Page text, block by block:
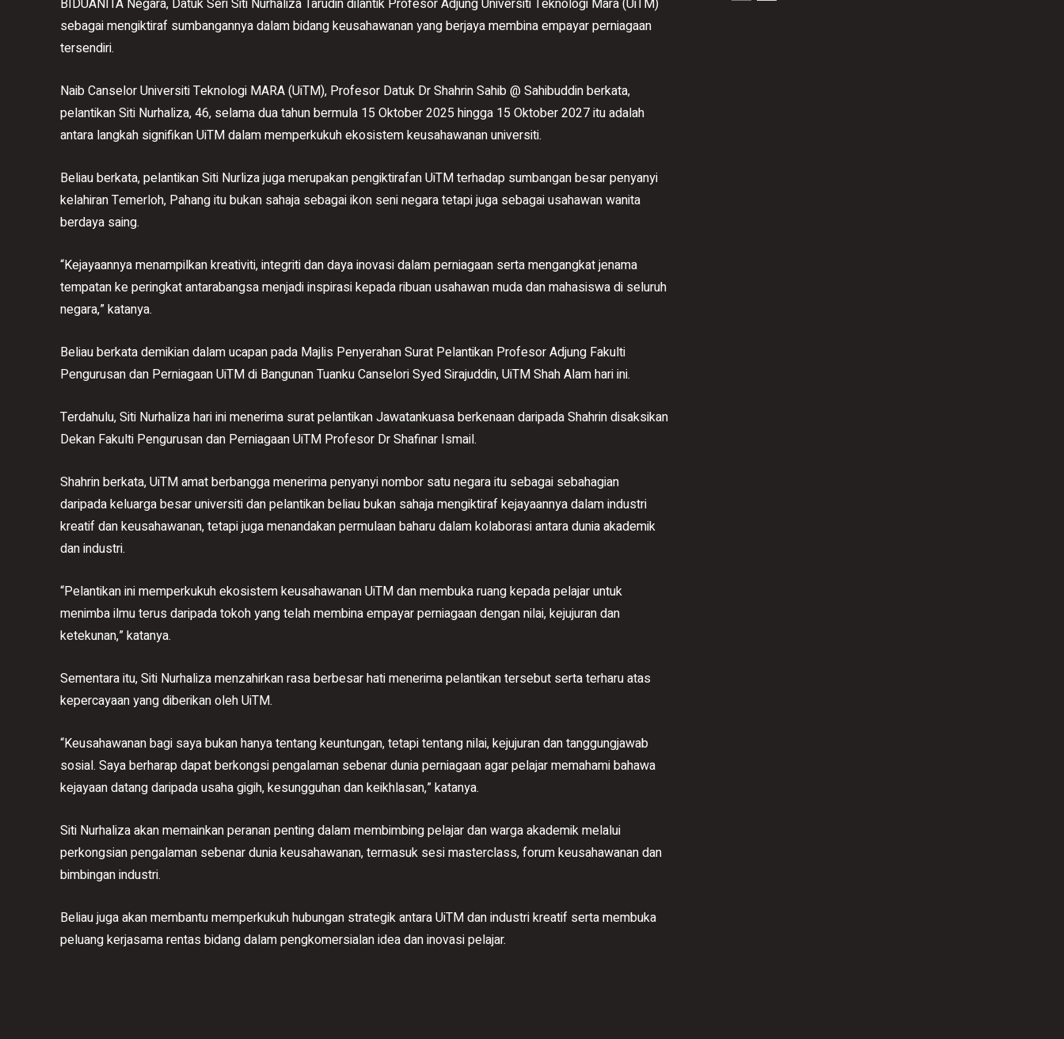
BIDUANITA Negara, Datuk Seri Siti Nurhaliza Tarudin dilantik Profesor Adjung Universiti Teknologi Mara (UiTM)
sebagai mengiktiraf sumbangannya dalam bidang keusahawanan yang berjaya membina empayar perniagaan
tersendiri.
Naib Canselor Universiti Teknologi MARA (UiTM), Profesor Datuk Dr Shahrin Sahib @ Sahibuddin berkata,
pelantikan Siti Nurhaliza, 46, selama dua tahun bermula 15 Oktober 2025 hingga 15 Oktober 2027 itu adalah
antara langkah signifikan UiTM dalam memperkukuh ekosistem keusahawanan universiti.
Beliau berkata, pelantikan Siti Nurliza juga merupakan pengiktirafan UiTM terhadap sumbangan besar penyanyi
kelahiran Temerloh, Pahang itu bukan sahaja sebagai ikon seni negara tetapi juga sebagai usahawan wanita
berdaya saing.
“Kejayaannya menampilkan kreativiti, integriti dan daya inovasi dalam perniagaan serta mengangkat jenama
tempatan ke peringkat antarabangsa menjadi inspirasi kepada ribuan usahawan muda dan mahasiswa di seluruh
negara,” katanya.
Beliau berkata demikian dalam ucapan pada Majlis Penyerahan Surat Pelantikan Profesor Adjung Fakulti
Pengurusan dan Perniagaan UiTM di Bangunan Tuanku Canselori Syed Sirajuddin, UiTM Shah Alam hari ini.
Terdahulu, Siti Nurhaliza hari ini menerima surat pelantikan Jawatankuasa berkenaan daripada Shahrin disaksikan
Dekan Fakulti Pengurusan dan Perniagaan UiTM Profesor Dr Shafinar Ismail.
Shahrin berkata, UiTM amat berbangga menerima penyanyi nombor satu negara itu sebagai sebahagian
daripada keluarga besar universiti dan pelantikan beliau bukan sahaja mengiktiraf kejayaannya dalam industri
kreatif dan keusahawanan, tetapi juga menandakan permulaan baharu dalam kolaborasi antara dunia akademik
dan industri.
“Pelantikan ini memperkukuh ekosistem keusahawanan UiTM dan membuka ruang kepada pelajar untuk
menimba ilmu terus daripada tokoh yang telah membina empayar perniagaan dengan nilai, kejujuran dan
ketekunan,” katanya.
Sementara itu, Siti Nurhaliza menzahirkan rasa berbesar hati menerima pelantikan tersebut serta terharu atas
kepercayaan yang diberikan oleh UiTM.
“Keusahawanan bagi saya bukan hanya tentang keuntungan, tetapi tentang nilai, kejujuran dan tanggungjawab
sosial. Saya berharap dapat berkongsi pengalaman sebenar dunia perniagaan agar pelajar memahami bahawa
kejayaan datang daripada usaha gigih, kesungguhan dan keikhlasan,” katanya.
Siti Nurhaliza akan memainkan peranan penting dalam membimbing pelajar dan warga akademik melalui
perkongsian pengalaman sebenar dunia keusahawanan, termasuk sesi masterclass, forum keusahawanan dan
bimbingan industri.
Beliau juga akan membantu memperkukuh hubungan strategik antara UiTM dan industri kreatif serta membuka
peluang kerjasama rentas bidang dalam pengkomersialan idea dan inovasi pelajar.